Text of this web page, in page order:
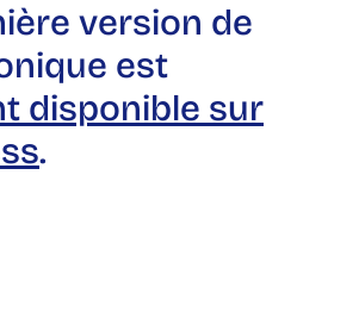
version de
est
disponible sur
.